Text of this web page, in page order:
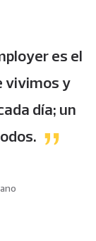
es el
vivimos y
día; un